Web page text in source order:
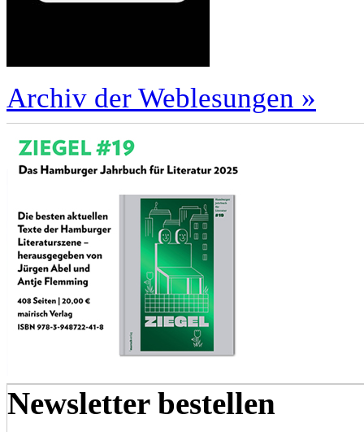
Archiv der Weblesungen »
Newsletter bestellen